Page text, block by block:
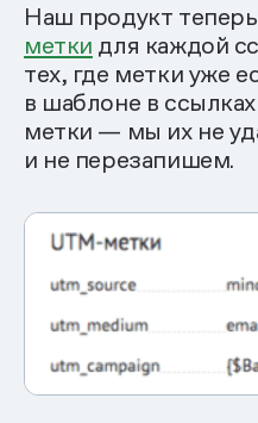
Наш продукт
метки для каждой
тех, где метки уже
в шаблоне в
метки — мы их не
и не перезапишем.